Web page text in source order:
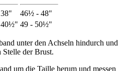
46½ - 48"
40½" 49 - 50½"
unter den Achseln hindurch und
Stelle der Brust.
um die Taille herum und messen